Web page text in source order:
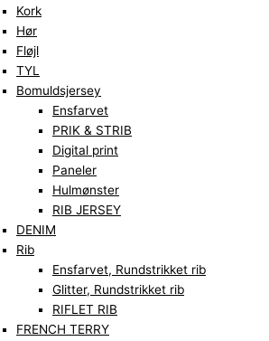
Kork
Hør
Fløjl
TYL
Bomuldsjersey
Ensfarvet
PRIK & STRIB
Digital print
Paneler
Hulmønster
RIB JERSEY
DENIM
Rib
Ensfarvet, Rundstrikket rib
Glitter, Rundstrikket rib
RIFLET RIB
FRENCH TERRY